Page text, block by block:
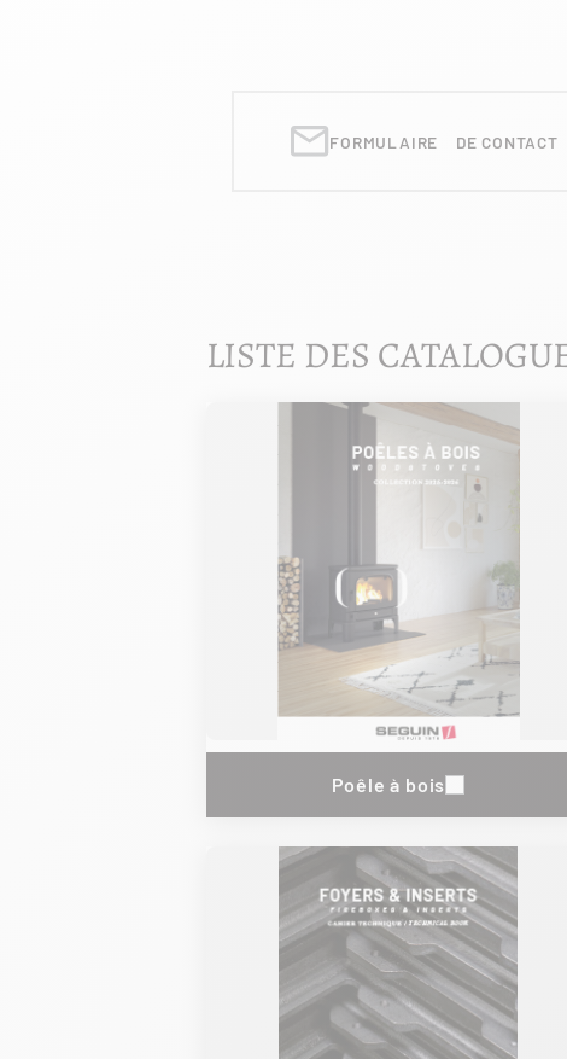
FORMULAIRE DE CONTACT
LISTE DES
Poêle à bois